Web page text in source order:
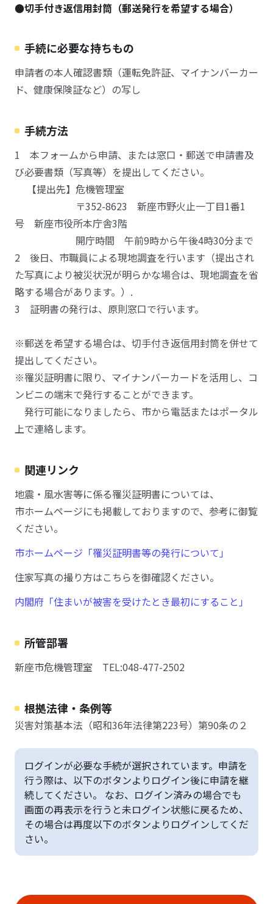
●切手付き返信用封筒（郵送発行を希望する場合）
手続に必要な持ちもの
申請者の本人確認書類（運転免許証、マイナンバーカー
ド、健康保険証など）の写し
手続方法
1 本フォームから申請、または窓口・郵送で申請書及
び必要書類（写真等）を提出してください。
【提出先】危機管理室
〒352-8623 新座市野火止一丁目1番1
号 新座市役所本庁舎3階
開庁時間 午前9時から午後4時30分まで
2 後日、市職員による現地調査を行います（提出され
た写真により被災状況が明らかな場合は、現地調査を省
略する場合があります。）.
3 証明書の発行は、原則窓口で行います。
※郵送を希望する場合は、切手付き返信用封筒を併せて
提出してください。
※罹災証明書に限り、マイナンバーカードを活用し、コ
ンビニの端末で発行することができます。
発行可能になりましたら、市から電話またはポータル
上で連絡します。
関連リンク
地震・風水害等に係る罹災証明書については、
市ホームページにも掲載しておりますので、参考に御覧
ください。
市ホームページ「罹災証明書等の発行について」
住家写真の撮り方はこちらを御確認ください。
内閣府「住まいが被害を受けたとき最初にすること」
所管部署
新座市危機管理室 TEL:048-477-2502
根拠法律・条例等
災害対策基本法（昭和36年法律第223号）第90条の２
ログインが必要な手続が選択されています。申請を
行う際は、以下のボタンよりログイン後に申請を継
続してください。 なお、ログイン済みの場合でも
画面の再表示を行うと未ログイン状態に戻るため、
その場合は再度以下のボタンよりログインしてくだ
さい。